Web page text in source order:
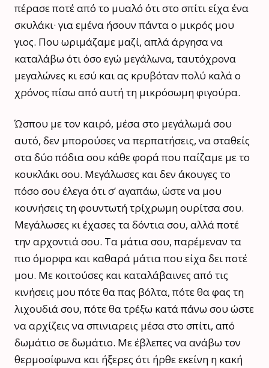
πέρασε ποτέ από το μυαλό ότι στο σπίτι είχα ένα
σκυλάκι· για εμένα ήσουν πάντα ο μικρός μου
γιος. Που ωριμάζαμε μαζί, απλά άργησα να
καταλάβω ότι όσο εγώ μεγάλωνα, ταυτόχρονα
μεγαλώνες κι εσύ και ας κρυβόταν πολύ καλά ο
χρόνος πίσω από αυτή τη μικρόσωμη φιγούρα.
Ώσπου με τον καιρό, μέσα στο μεγάλωμά σου
αυτό, δεν μπορούσες να περπατήσεις, να σταθείς
στα δύο πόδια σου κάθε φορά που παίζαμε με το
κουκλάκι σου. Μεγάλωσες και δεν άκουγες το
πόσο σου έλεγα ότι σ’ αγαπάω, ώστε να μου
κουνήσεις τη φουντωτή τρίχρωμη ουρίτσα σου.
Μεγάλωσες κι έχασες τα δόντια σου, αλλά ποτέ
την αρχοντιά σου. Τα μάτια σου, παρέμεναν τα
πιο όμορφα και καθαρά μάτια που είχα δει ποτέ
μου. Με κοιτούσες και καταλάβαινες από τις
κινήσεις μου πότε θα πας βόλτα, πότε θα φας τη
λιχουδιά σου, πότε θα τρέξω κατά πάνω σου ώστε
να αρχίζεις να σπινιαρεις μέσα στο σπίτι, από
δωμάτιο σε δωμάτιο. Με έβλεπες να ανάβω τον
θερμοσίφωνα και ήξερες ότι ήρθε εκείνη η κακή